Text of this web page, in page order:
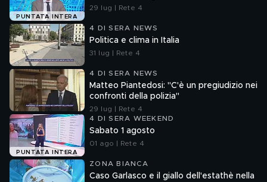
PUNTATA INTERA
29 lug | Rete 4
4 DI SERA NEWS
Politica e clima in Italia
31 lug | Rete 4
4 DI SERA NEWS
Matteo Piantedosi: "C'è un pregiudizio nei
confronti della polizia"
29 lug | Rete 4
PUNTATA INTERA
4 DI SERA WEEKEND
Sabato 1 agosto
01 ago | Rete 4
ZONA BIANCA
Caso Garlasco e il giallo dell'estathè nella